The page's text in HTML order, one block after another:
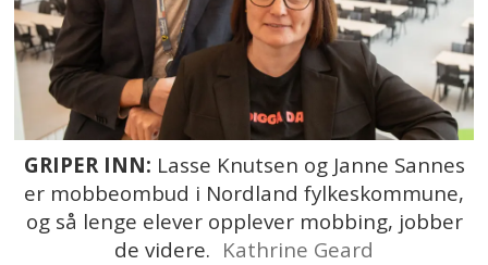
GRIPER INN: Lasse Knutsen og Janne Sannes
er mobbeombud i Nordland fylkeskommune,
og så lenge elever opplever mobbing, jobber
de videre. Kathrine Geard